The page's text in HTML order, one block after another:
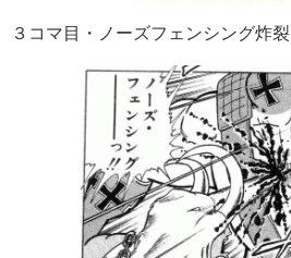
３コマ目・ノーズフェンシング炸裂